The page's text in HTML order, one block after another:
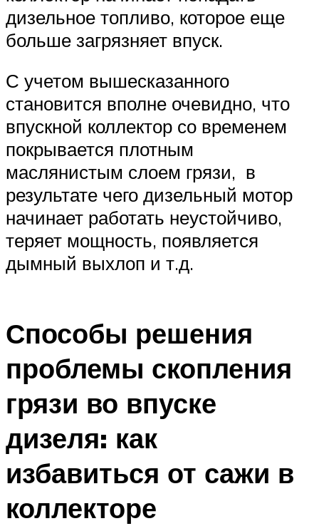
дизельное топливо, которое еще
больше загрязняет впуск.
С учетом вышесказанного
становится вполне очевидно, что
впускной коллектор со временем
покрывается плотным
маслянистым слоем грязи, в
результате чего дизельный мотор
начинает работать неустойчиво,
теряет мощность, появляется
дымный выхлоп и т.д.
Способы решения
проблемы скопления
грязи во впуске
дизеля: как
избавиться от сажи в
коллекторе